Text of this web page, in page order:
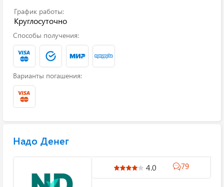
График работы:
Круглосуточно
Способы получения:
Варианты погашения:
Надо Денег
4.0 79